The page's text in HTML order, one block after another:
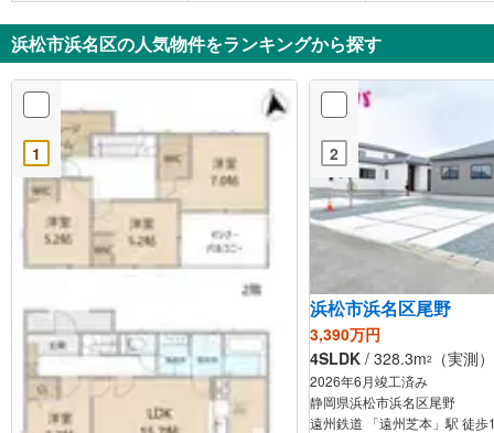
浜松市浜名区の人気物件をランキングから探す
1 2
浜松市浜名区尾野
3,390万円
4SLDK / 328.3m2 （実測
2026年6月竣工済み
静岡県浜松市浜名区尾野
遠州鉄道 「遠州芝本」駅 徒歩